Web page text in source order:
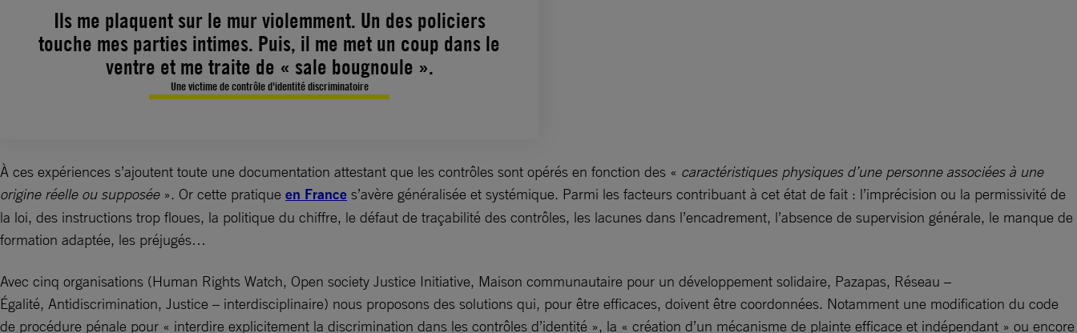
Ils me plaquent sur le mur violemment. Un des policiers
touche mes parties intimes. Puis, il me met un coup dans le
ventre et me traite de « sale bougnoule ».
Une victime de contrôle d'identité discriminatoire
À ces expériences s’ajoutent toute une documentation attestant que les contrôles sont opérés en fonction des « caractéristiques physiques d’une personne associées à une
origine réelle ou supposée». Or cette pratique en France s’avère généralisée et systémique. Parmi les facteurs contribuant à cet état de fait : l’imprécision ou la permissivité de
la loi, des instructions trop floues, la politique du chiffre, le défaut de traçabilité des contrôles, les lacunes dans l’encadrement, l’absence de supervision générale, le manque de
formation adaptée, les préjugés…
Avec cinq organisations (Human Rights Watch, Open society Justice Initiative, Maison communautaire pour un développement solidaire, Pazapas, Réseau –
Égalité, Antidiscrimination, Justice – interdisciplinaire) nous proposons des solutions qui, pour être efficaces, doivent être coordonnées. Notamment une modification du code
de procédure pénale pour « interdire explicitement la discrimination dans les contrôles d’identité », la « création d’un mécanisme de plainte efficace et indépendant » ou encore